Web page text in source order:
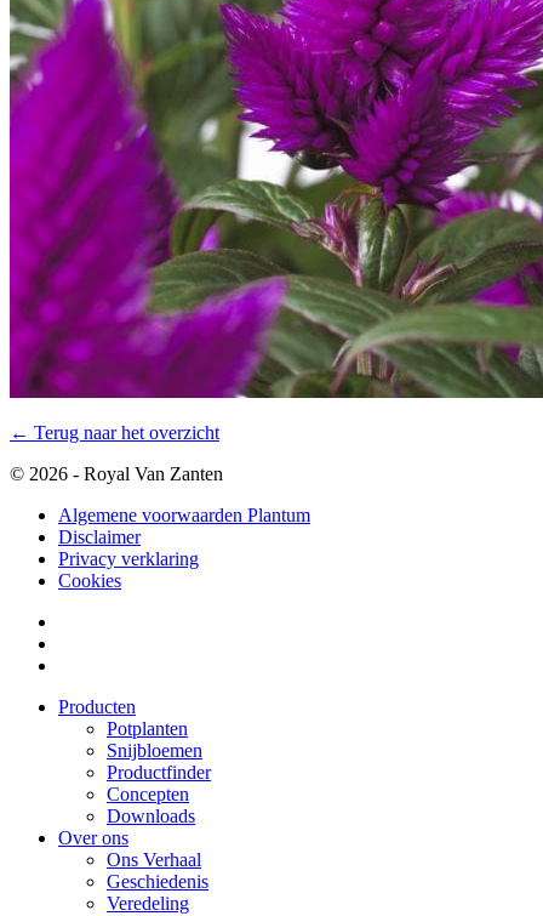
← Terug naar het overzicht
© 2026 - Royal Van Zanten
Algemene voorwaarden Plantum
Disclaimer
Privacy verklaring
Cookies
Producten
Potplanten
Snijbloemen
Productfinder
Concepten
Downloads
Over ons
Ons Verhaal
Geschiedenis
Veredeling